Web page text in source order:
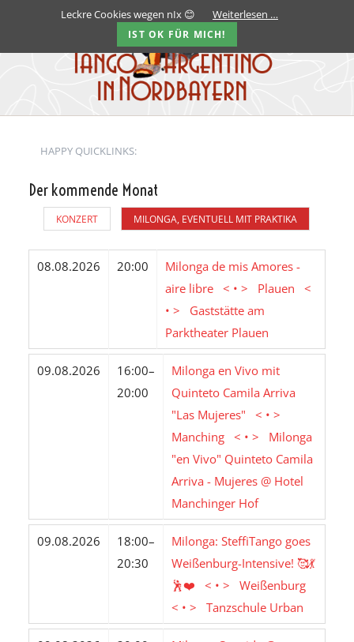
HAPPY QUICKLINKS:
Der kommende Monat
KONZERT MILONGA, EVENTUELL MIT PRAKTIKA
08.08.2026 20:00
Milonga de mis Amores -
aire libre < • > Plauen <
• > Gaststätte am
Parktheater Plauen
09.08.2026
16:00–
20:00
Milonga en Vivo mit
Quinteto Camila Arriva
"Las Mujeres" < • >
Manching < • > Milonga
"en Vivo" Quinteto Camila
Arriva - Mujeres @ Hotel
Manchinger Hof
09.08.2026
18:00–
20:30
Milonga: SteffiTango goes
Weißenburg-Intensive! 🥰💃
🕺❤️ < • > Weißenburg
< • > Tanzschule Urban
Leckre Cookies wegen nIx 😊 Weiterlesen …
IST OK FÜR MICH!